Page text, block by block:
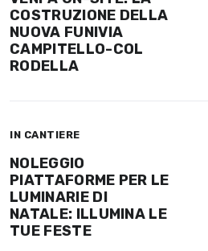
COSTRUZIONE DELLA
NUOVA FUNIVIA
CAMPITELLO-COL
RODELLA
IN CANTIERE
NOLEGGIO
PIATTAFORME PER LE
LUMINARIE DI
NATALE: ILLUMINA LE
TUE FESTE